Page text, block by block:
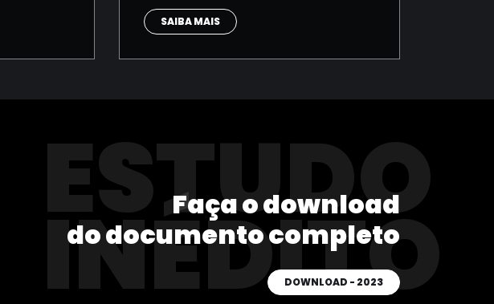
SAIBA MAIS
ESTUDO
INÉDITO
Faça o download
do documento completo
DOWNLOAD - 2023